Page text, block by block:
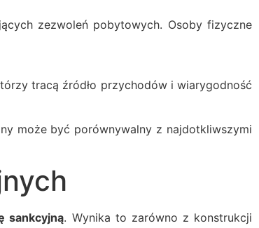
zezwoleń pobytowych. Osoby fizyczne
tracą źródło przychodów i wiarygodność
może być porównywalny z najdotkliwszymi
sankcyjną. Wynika to zarówno z konstrukcji